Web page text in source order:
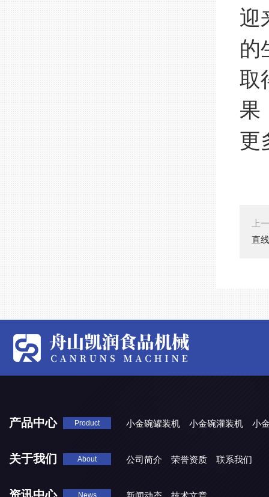
迎
的
取
果
更
上
直
产品中心 Product 小金碗罐装机 小金碗灌装机 小
关于我们 About 公司简介 荣誉资质 联系我们
News